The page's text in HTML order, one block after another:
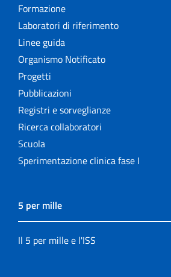
Formazione
Laboratori di riferimento
Linee guida
Organismo Notificato
Progetti
Pubblicazioni
Registri e sorveglianze
Ricerca collaboratori
Scuola
Sperimentazione clinica fase I
5 per mille
Il 5 per mille e l'ISS